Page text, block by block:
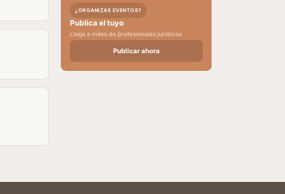
¿ORGANIZAS EVENTOS?
Publica el tuyo
Llega a miles de profesionales jurídicos
Publicar ahora